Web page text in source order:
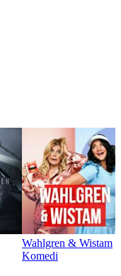
Wahlgren & Wistam
Komedi